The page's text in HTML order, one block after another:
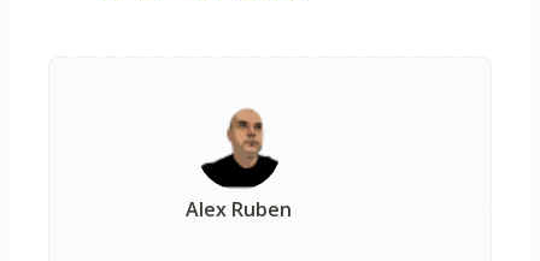
Alex Ruben